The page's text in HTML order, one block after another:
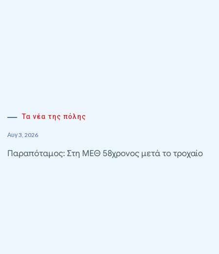
Τα νέα της πόλης
Αυγ 3, 2026
Παραπόταμος: Στη ΜΕΘ 58χρονος μετά το τροχαίο